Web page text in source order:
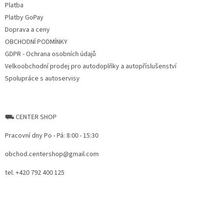
Platba
Platby GoPay
Doprava a ceny
OBCHODNÍ PODMÍNKY
GDPR - Ochrana osobních údajů
Velkoobchodní prodej pro autodoplňky a autopříslušenství
Spolupráce s autoservisy
⛟ CENTER SHOP
Pracovní dny Po - Pá: 8:00 - 15:30
obchod.centershop@gmail.com
tel. +420 792 400 125